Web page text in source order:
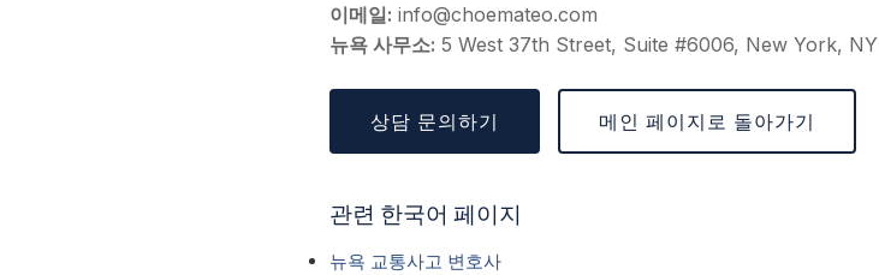
이메일: info@choemateo.com
뉴욕 사무소: 5 West 37th Street, Suite #6006, New York, NY
상담 문의하기 메인 페이지로 돌아가기
관련 한국어 페이지
뉴욕 교통사고 변호사